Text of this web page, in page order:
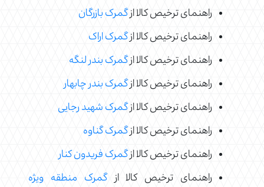
راهنمای ترخیص کالا ازگمرک بازرگان
راهنمای ترخیص کالا ازگمرک اراک
راهنمای ترخیص کالا ازگمرک بندر لنگه
راهنمای ترخیص کالا ازگمرک بندر چابهار
راهنمای ترخیص کالا ازگمرک شهید رجایی
راهنمای ترخیص کالا ازگمرک گناوه
راهنمای ترخیص کالا ازگمرک فریدون کنار
راهنمای ترخیص کالا ازگمرک منطقه ویژه